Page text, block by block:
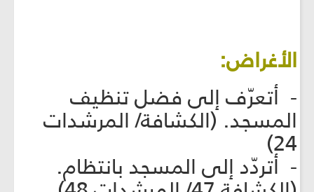
الأغراض:
- أتعرّف إلى فضل تنظيف
المسجد. (الكشافة/ المرشدات
24)
- أتردّد إلى المسجد بانتظام.